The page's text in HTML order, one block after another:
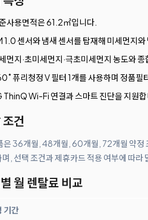
사용면적은 61.2㎡입니다.
1.0 센서와 냄새 센서를 탑재해 미세먼지와
먼지·초미세먼지·극초미세먼지 농도와
퓨리청정 V 필터 1개를 사용하며 정품필
ThinQ Wi-Fi 연결과 스마트 진단을 지원합
조건
은 36개월, 48개월, 60개월, 72개월 약정
, 선택 조건과 제휴카드 적용 여부에 따라
월 렌탈료 비교
기간